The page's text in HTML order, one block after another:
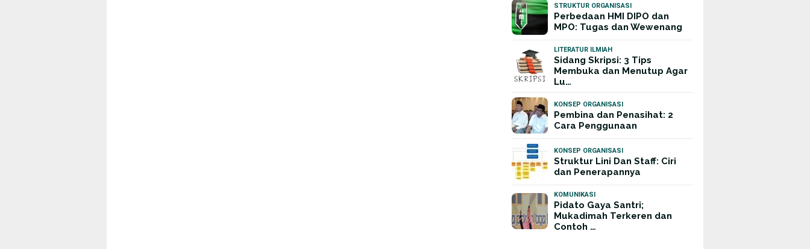
STRUKTUR ORGANISASI
Perbedaan HMI DIPO dan
MPO: Tugas dan Wewenang
LITERATUR ILMIAH
Sidang Skripsi: 3 Tips
Membuka dan Menutup Agar
Lu…
KONSEP ORGANISASI
Pembina dan Penasihat: 2
Cara Penggunaan
KONSEP ORGANISASI
Struktur Lini Dan Staff: Ciri
dan Penerapannya
KOMUNIKASI
Pidato Gaya Santri;
Mukadimah Terkeren dan
Contoh …